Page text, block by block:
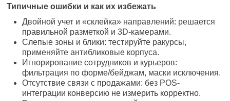
Типичные ошибки и как их избежать
Двойной учет и «склейка» направлений: решается
правильной разметкой и 3D-камерами.
Слепые зоны и блики: тестируйте ракурсы,
применяйте антибликовые корпуса.
Игнорирование сотрудников и курьеров:
фильтрация по форме/бейджам, маски исключения.
Отсутствие связи с продажами: без POS-
интеграции конверсию не измерить корректно.